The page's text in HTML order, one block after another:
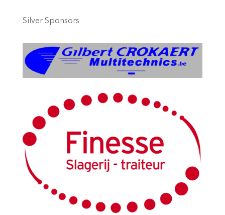
Silver Sponsors